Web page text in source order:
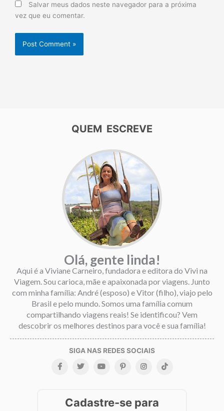
Salvar meus dados neste navegador para a próxima
vez que eu comentar.
QUEM ESCREVE
Olá, gente linda!
Aqui é a Viviane Carneiro, fundadora e editora do Vivi na
Viagem. Sou carioca, mãe e apaixonada por viagens. Junto
com minha família: André (esposo) e Vitor (filho), viajo pelo
Brasil e pelo mundo. Somos uma família comum
compartilhando viagens reais! Se identificou? Vem
descobrir os melhores destinos para você e sua família!